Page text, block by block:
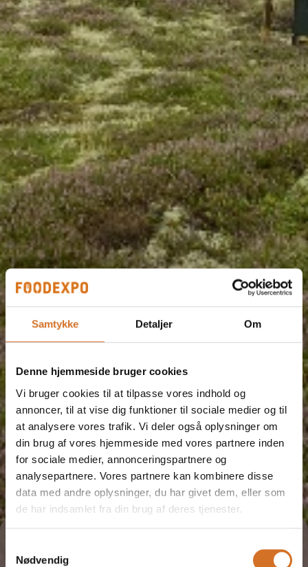
Samtykke Detaljer Om
Denne hjemmeside bruger cookies
Vi bruger cookies til at tilpasse vores indhold og
annoncer, til at vise dig funktioner til sociale medier og til
at analysere vores trafik. Vi deler også oplysninger om
din brug af vores hjemmeside med vores partnere inden
for sociale medier, annonceringspartnere og
analysepartnere. Vores partnere kan kombinere disse
data med andre oplysninger, du har givet dem, eller som
de har indsamlet fra din brug af deres tjenester.
Nødvendig